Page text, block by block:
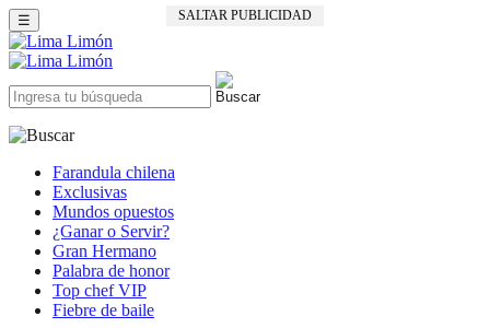
SALTAR PUBLICIDAD
☰
Farandula chilena
Exclusivas
Mundos opuestos
¿Ganar o Servir?
Gran Hermano
Palabra de honor
Top chef VIP
Fiebre de baile